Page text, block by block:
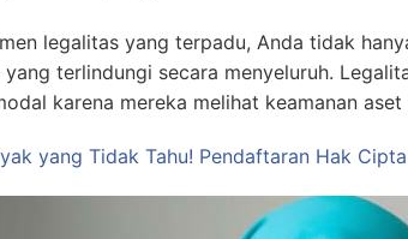
legalitas yang terpadu, Anda tidak
yang terlindungi secara menyeluruh.
karena mereka melihat keamanan
yang Tidak Tahu! Pendaftaran Hak